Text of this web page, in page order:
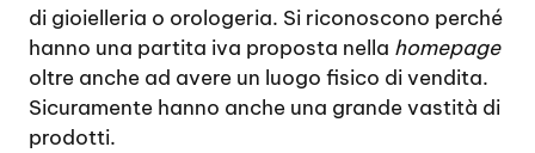
di gioielleria o orologeria. Si riconoscono perché
hanno una partita iva proposta nella homepage
oltre anche ad avere un luogo fisico di vendita.
Sicuramente hanno anche una grande vastità di
prodotti.